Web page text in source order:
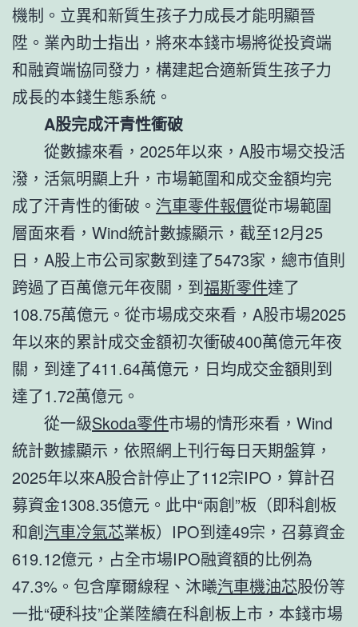
機制。立異和新質生孩子力成長才能明顯晉
陞。業內助士指出，將來本錢市場將從投資端
和融資端協同發力，構建起合適新質生孩子力
成長的本錢生態系統。
A股完成汗青性衝破
從數據來看，2025年以來，A股市場交投活
潑，活氣明顯上升，市場範圍和成交金額均完
成了汗青性的衝破。 汽車零件報價從市場範圍
層面來看，Wind統計數據顯示，截至12月25
日，A股上市公司家數到達了5473家，總市值則
跨過了百萬億元年夜關，到福斯零件達了
108.75萬億元。從市場成交來看，A股市場2025
年以來的累計成交金額初次衝破400萬億元年夜
關，到達了411.64萬億元，日均成交金額則到
達了1.72萬億元。
從一級Skoda零件市場的情形來看，Wind
統計數據顯示，依照網上刊行每日天期盤算，
2025年以來A股合計停止了112宗IPO，算計召
募資金1308.35億元。此中“兩創”板（即科創板
和創汽車冷氣芯業板）IPO到達49宗，召募資金
619.12億元，占全市場IPO融資額的比例為
47.3%。包含摩爾線程、沐曦汽車機油芯股份等
一批“硬科技”企業陸續在科創板上市，本錢市場